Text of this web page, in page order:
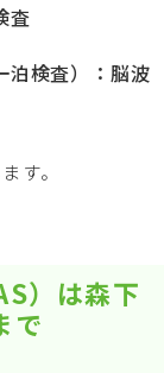
査
泊検査）：脳波
す。
）は森下
で